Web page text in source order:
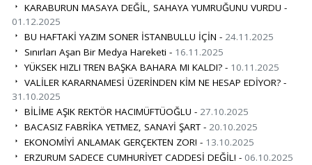
KARABURUN MASAYA DEĞİL, SAHAYA YUMRUĞUNU VURDU -
01.12.2025
BU HAFTAKİ YAZIM SONER İSTANBULLU İÇİN - 24.11.2025
Sınırları Aşan Bir Medya Hareketi - 16.11.2025
YÜKSEK HIZLI TREN BAŞKA BAHARA MI KALDI? - 10.11.2025
VALİLER KARARNAMESİ ÜZERİNDEN KİM NE HESAP EDİYOR? -
31.10.2025
BİLİME AŞIK REKTÖR HACIMÜFTÜOĞLU - 27.10.2025
BACASIZ FABRİKA YETMEZ, SANAYİ ŞART - 20.10.2025
EKONOMİYİ ANLAMAK GERÇEKTEN ZOR! - 13.10.2025
ERZURUM SADECE CUMHURİYET CADDESİ DEĞİL! - 06.10.2025